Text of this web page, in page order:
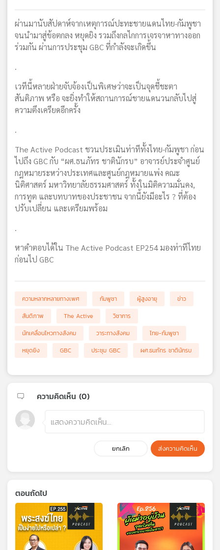
ผ่านมานับสัปดาห์จากเหตุการณ์ปะทะชายแดนไทย-กัมพูชา
จนนำมาสู่ข้อตกลง หยุดยิง รวมถึงกลไกการเจรจาหาทางออก
ร่วมกัน ผ่านการประชุม GBC ที่กำลังจะเกิดขึ้น
.
เวทีนี้หลายฝ่ายจับจ้องเป็นพิเศษว่าจะเป็นจุดชี้ชะตา
สันติภาพ หรือ จะยิ่งทำให้สถานการณ์ชายแดนวนกลับไปสู่
ความตึงเครียดอีกครั้ง
.
The Active Podcast ชวนประเมินท่าทีทั้งไทย-กัมพูชา ก่อน
ไปถึง GBC กับ “ผศ.ธนภัทร ชาตินักรบ” อาจารย์ประจำศูนย์
กฎหมายระหว่างประเทศและศูนย์กฎหมายแพ่ง คณะ
นิติศาสตร์ มหาวิทยาลัยธรรมศาสตร์ ทั้งในมิติความมั่นคง,
การทูต และบทบาทของประชาชน จากนี้ยังมีอะไร ? ที่ต้อง
ปรับเปลี่ยน และเตรียมพร้อม
.
หาคำตอบได้ใน The Active Podcast EP254 มองท่าทีไทย
ก่อนไป GBC
ความหลากหลายทางเพศ กัมพูชา ผู้สูงอายุ
ข่าว
สันติภาพ
The Active
วิชาการ
นักเคลื่อนไหวทางสังคม
วาระทางสังคม
ไทย-กัมพูชา
หยุดยิง
GBC ประชุม GBC ผศ.ธนภัทร ชาตินักรบ
ความคิดเห็น (0)
ยกเลิก ส่งความคิดเห็น
ตอนถัดไป